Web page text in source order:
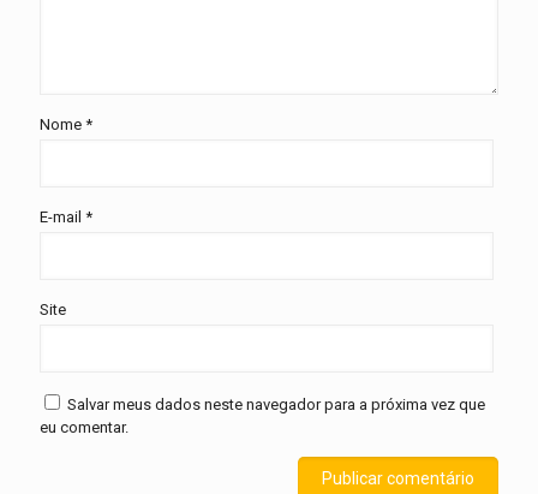
Nome *
E-mail *
Site
Salvar meus dados neste navegador para a próxima vez que
eu comentar.